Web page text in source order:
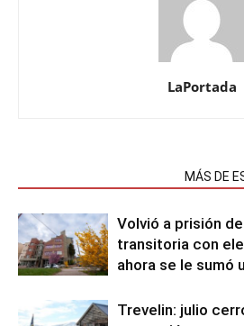
LaPortada
MÁS DE
Volvió a prisión
transitoria con
ahora se le sumó
Trevelin: julio